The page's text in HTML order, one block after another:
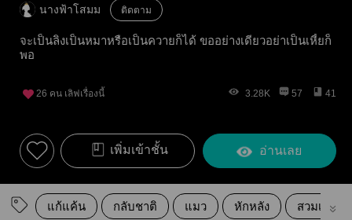
นางฟ้าโสมม ติดตาม
จะเป็นลิงเป็นหมาหรือเป็นควายก็ได้ ขออย่างเดียวอย่าเป็นเหี้ยก็
พอ
26 คน เลิฟเรื่องนี้ 3.28K 57 41
เพิ่มเข้าชั้น อ่านเลย
แก้แค้น กลับชาติ แมว หักหลัง สวมเขา